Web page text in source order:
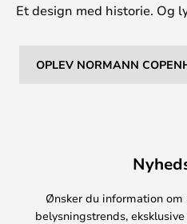
Et design med historie. Og
OPLEV NORMANN
Ønsker du information
belysningstrends,